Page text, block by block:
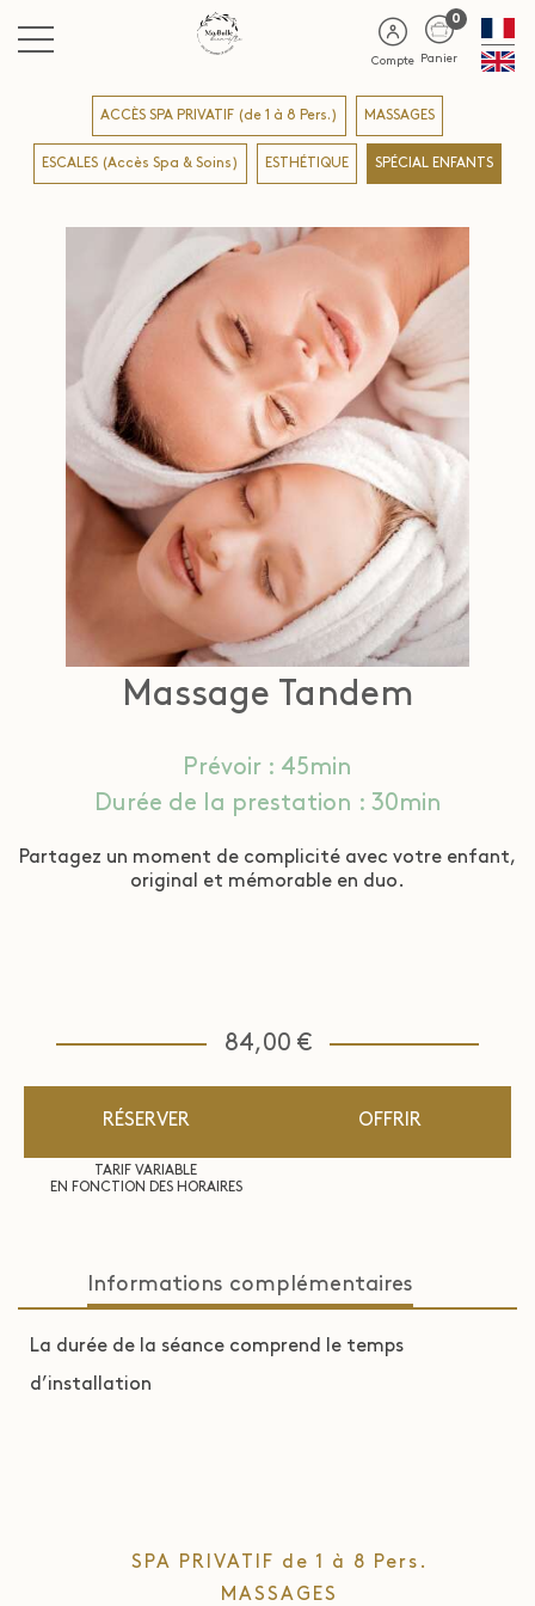
Compte
0
Panier
ACCÈS SPA PRIVATIF (de 1 à 8 Pers.) MASSAGES
ESCALES (Accès Spa & Soins) ESTHÉTIQUE SPÉCIAL ENFANTS
Massage Tandem
Prévoir : 45min
Durée de la prestation : 30min
Partagez un moment de complicité avec votre enfant,
original et mémorable en duo.
RÉSERVER
TARIF VARIABLE
EN FONCTION DES HORAIRES
OFFRIR
84,00 €
Informations complémentaires
La durée de la séance comprend le temps
d’installation
SPA PRIVATIF de 1 à 8 Pers.
MASSAGES